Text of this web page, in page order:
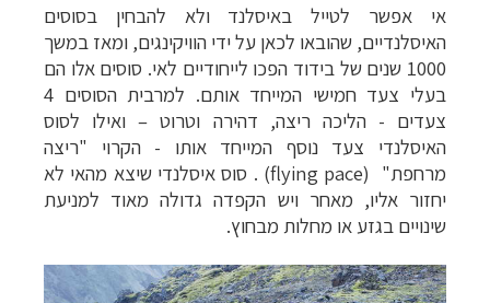
אי אפשר לטייל באיסלנד ולא להבחין בסוסים
האיסלנדיים, שהובאו לכאן על ידי הוויקינגים, ומאז במשך
1000 שנים של בידוד הפכו לייחודיים לאי. סוסים אלו הם
בעלי צעד חמישי המייחד אותם. למרבית הסוסים 4
צעדים - הליכה ריצה, דהירה וטרוט – ואילו לסוס
האיסלנדי צעד נוסף המייחד אותו - הקרוי "ריצה
מרחפת" (flying pace) . סוס איסלנדי שיצא מהאי לא
יחזור אליו, מאחר ויש הקפדה גדולה מאוד למניעת
שינויים בגזע או מחלות מבחוץ.
קרוזים והפלגות נופש לחצו לרשימת היעדים »
תכנון טיולים למדינות אירופהלחצו לרשימת היעדים
»
היעדים »